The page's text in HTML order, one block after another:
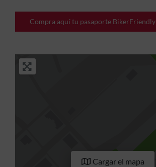
Compra aquí tu pasaporte BikerFriendly
Cargar el mapa